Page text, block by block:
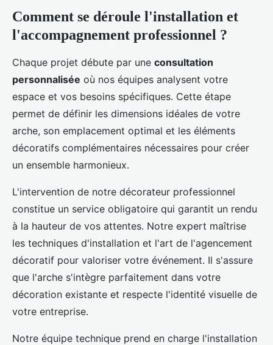
Comment se déroule l'installation et
l'accompagnement professionnel ?
Chaque projet débute par une consultation
personnalisée où nos équipes analysent votre
espace et vos besoins spécifiques. Cette étape
permet de définir les dimensions idéales de votre
arche, son emplacement optimal et les éléments
décoratifs complémentaires nécessaires pour créer
un ensemble harmonieux.
L'intervention de notre décorateur professionnel
constitue un service obligatoire qui garantit un rendu
à la hauteur de vos attentes. Notre expert maîtrise
les techniques d'installation et l'art de l'agencement
décoratif pour valoriser votre événement. Il s'assure
que l'arche s'intègre parfaitement dans votre
décoration existante et respecte l'identité visuelle de
votre entreprise.
Notre équipe technique prend en charge l'installation